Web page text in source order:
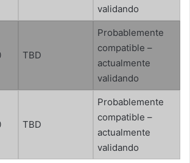
validando
TBD
Probablemente
compatible –
actualmente
validando
TBD
Probablemente
compatible –
actualmente
validando